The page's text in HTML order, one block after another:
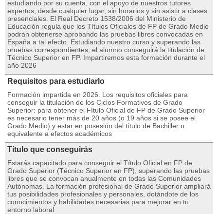
estudiando por su cuenta, con el apoyo de nuestros tutores
expertos, desde cualquier lugar, sin horarios y sin asistir a clases
presenciales. El Real Decreto 1538/2006 del Ministerio de
Educación regula que los Títulos Oficiales de FP de Grado Medio
podrán obtenerse aprobando las pruebas libres convocadas en
España a tal efecto. Estudiando nuestro curso y superando las
pruebas correspondientes, el alumno conseguirá la titulación de
Técnico Superior en FP. Impartiremos esta formación durante el
año 2026
Requisitos para estudiarlo
Formación impartida en 2026. Los requisitos oficiales para
conseguir la titulación de los Ciclos Formativos de Grado
Superior: para obtener el Fítulo Oficial de FP de Grado Superior
es necesario tener más de 20 años (o 19 años si se posee el
Grado Medio) y estar en posesión del título de Bachiller o
equivalente a efectos académicos
Título que conseguirás
Estarás capacitado para conseguir el Título Oficial en FP de
Grado Superior (Técnico Superior en FP), superando las pruebas
libres que se convocan anualmente en todas las Comunidades
Autónomas. La formación profesional de Grado Superior ampliará
tus posibilidades profesionales y personales, dotándote de los
conocimientos y habilidades necesarias para mejorar en tu
entorno laboral